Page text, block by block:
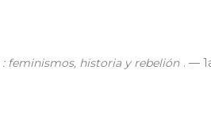
feminismos, historia y rebelión . —